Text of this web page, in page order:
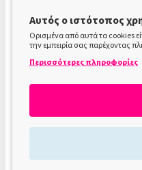
Αυτός ο ιστότοπος
Ορισμένα από αυτά τα cookies
την εμπειρία σας παρέχοντας
Περισσότερες πληροφορίες